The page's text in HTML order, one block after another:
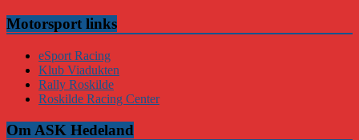
Motorsport links
eSport Racing
Klub Viadukten
Rally Roskilde
Roskilde Racing Center
Om ASK Hedeland